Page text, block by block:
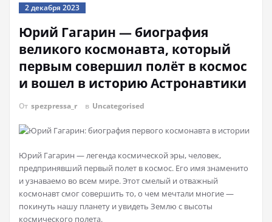
2 декабря 2023
Юрий Гагарин — биография
великого космонавта, который
первым совершил полёт в космос
и вошел в историю Астронавтики
От spezpressa_r в Uncategorised
Юрий Гагарин — легенда космической эры, человек,
предпринявший первый полет в космос. Его имя знаменито
и узнаваемо во всем мире. Этот смелый и отважный
космонавт смог совершить то, о чем мечтали многие —
покинуть нашу планету и увидеть Землю с высоты
космического полета.